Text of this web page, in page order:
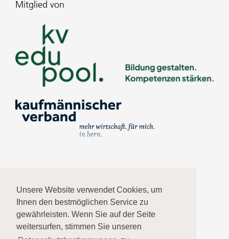
Unsere Website verwendet Cookies, um
Ihnen den bestmöglichen Service zu
gewährleisten. Wenn Sie auf der Seite
weitersurfen, stimmen Sie unseren
Datenschutz
Mitglied von